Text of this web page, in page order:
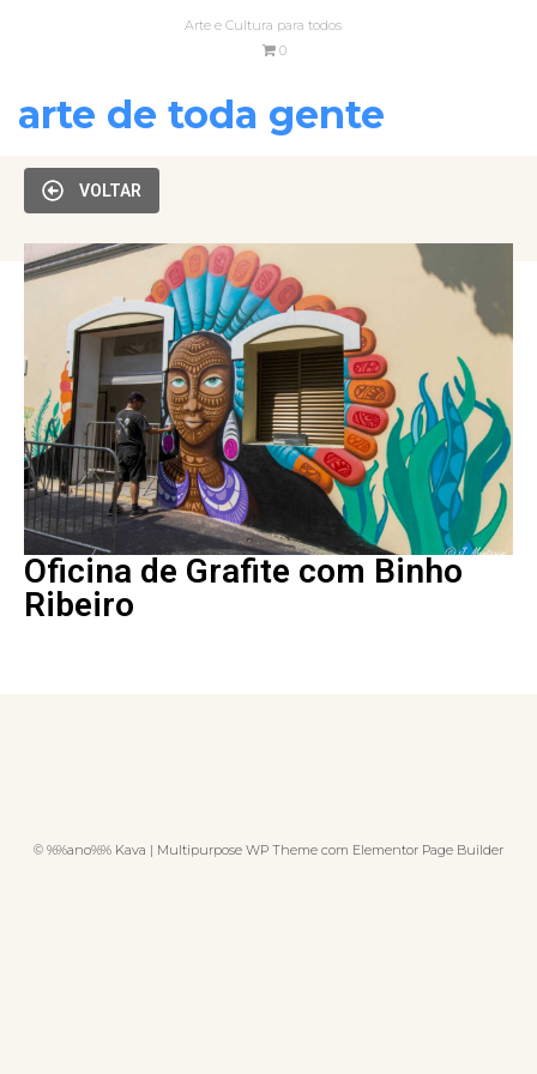
Arte e Cultura para todos
0
arte de toda gente
VOLTAR
Oficina de Grafite com Binho
Ribeiro
© %%ano%% Kava | Multipurpose WP Theme com Elementor Page Builder